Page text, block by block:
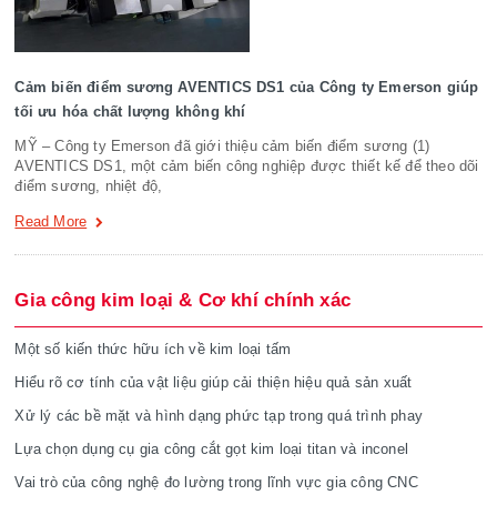
Cảm biến điểm sương AVENTICS DS1 của Công ty Emerson giúp
tối ưu hóa chất lượng không khí
MỸ – Công ty Emerson đã giới thiệu cảm biến điểm sương (1)
AVENTICS DS1, một cảm biến công nghiệp được thiết kế để theo dõi
điểm sương, nhiệt độ,
Read More
Gia công kim loại & Cơ khí chính xác
Một số kiến thức hữu ích về kim loại tấm
Hiểu rõ cơ tính của vật liệu giúp cải thiện hiệu quả sản xuất
Xử lý các bề mặt và hình dạng phức tạp trong quá trình phay
Lựa chọn dụng cụ gia công cắt gọt kim loại titan và inconel
Vai trò của công nghệ đo lường trong lĩnh vực gia công CNC